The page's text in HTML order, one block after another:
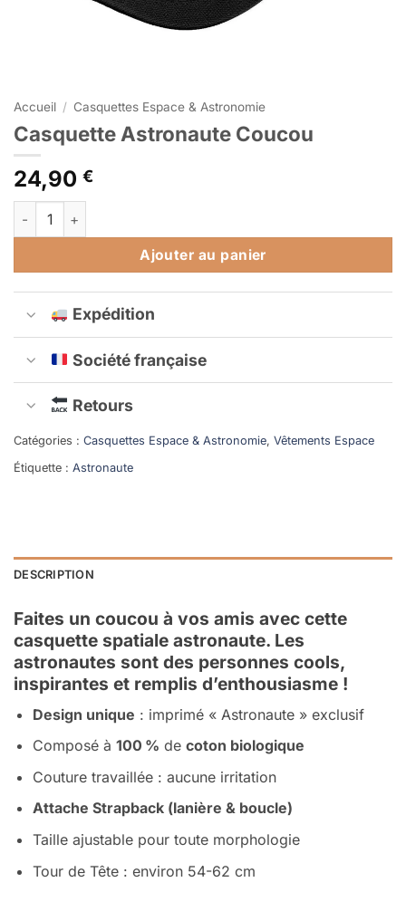
Accueil / Casquettes Espace & Astronomie
Casquette Astronaute Coucou
24,90 €
quantité de Casquette Astronaute Coucou
Ajouter au panier
Alternative:
Expédition
Société française
Retours
Catégories : Casquettes Espace & Astronomie, Vêtements Espace
Étiquette : Astronaute
DESCRIPTION
Faites un coucou à vos amis avec cette
casquette spatiale astronaute. Les
astronautes sont des personnes cools,
inspirantes et remplis d’enthousiasme !
Design unique : imprimé « Astronaute » exclusif
Composé à 100 % de coton biologique
Couture travaillée : aucune irritation
Attache Strapback (lanière & boucle)
Taille ajustable pour toute morphologie
Tour de Tête : environ 54-62 cm